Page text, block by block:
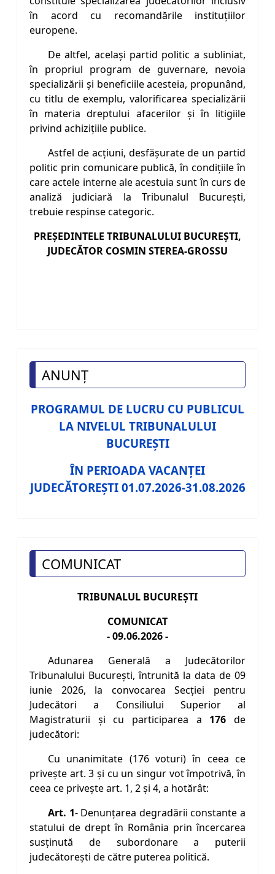
în acord cu recomandările instituțiilor
europene.
De altfel, același partid politic a subliniat,
în propriul program de guvernare, nevoia
specializării și beneficiile acesteia, propunând,
cu titlu de exemplu, valorificarea specializării
în materia dreptului afacerilor și în litigiile
privind achizițiile publice.
Astfel de acțiuni, desfășurate de un partid
politic prin comunicare publică, în condițiile în
care actele interne ale acestuia sunt în curs de
analiză judiciară la Tribunalul București,
trebuie respinse categoric.
PREŞEDINTELE TRIBUNALULUI BUCUREŞTI,
JUDECĂTOR COSMIN STEREA-GROSSU
ANUNȚ
PROGRAMUL DE LUCRU CU PUBLICUL
LA NIVELUL TRIBUNALULUI
BUCUREŞTI
ÎN PERIOADA VACANŢEI
JUDECĂTOREŞTI 01.07.2026-31.08.2026
COMUNICAT
TRIBUNALUL BUCUREŞTI
COMUNICAT
- 09.06.2026 -
Adunarea Generală a Judecătorilor
Tribunalului București, întrunită la data de 09
iunie 2026, la convocarea Secţiei pentru
Judecători a Consiliului Superior al
Magistraturii și cu participarea a 176 de
judecători:
Cu unanimitate (176 voturi) în ceea ce
priveşte art. 3 şi cu un singur vot împotrivă, în
ceea ce priveşte art. 1, 2 şi 4, a hotărât:
Art. 1- Denunţarea degradării constante a
statului de drept în România prin încercarea
susţinută de subordonare a puterii
judecătoreşti de către puterea politică.